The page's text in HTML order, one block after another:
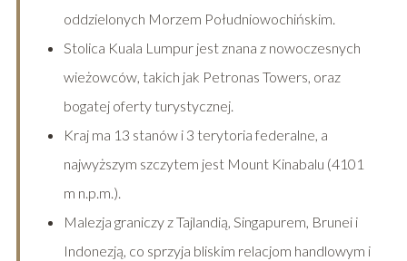
oddzielonych Morzem Południowochińskim.
Stolica Kuala Lumpur jest znana z nowoczesnych
wieżowców, takich jak Petronas Towers, oraz
bogatej oferty turystycznej.
Kraj ma 13 stanów i 3 terytoria federalne, a
najwyższym szczytem jest Mount Kinabalu (4101
m n.p.m.).
Malezja graniczy z Tajlandią, Singapurem, Brunei i
Indonezją, co sprzyja bliskim relacjom handlowym i